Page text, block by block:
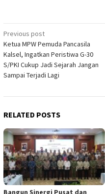
Post
navigation
Previous post
Ketua MPW Pemuda Pancasila
Kalsel, Ingatkan Peristiwa G-30
S/PKI Cukup Jadi Sejarah Jangan
Sampai Terjadi Lagi
RELATED POSTS